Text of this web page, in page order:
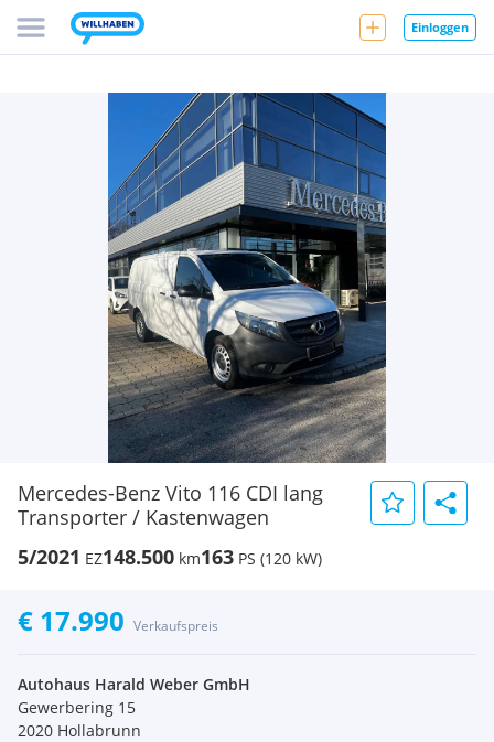
Einloggen
Mercedes-Benz Vito 116 CDI lang
Transporter / Kastenwagen
5/2021 EZ148.500 km163 PS (120 kW)
€ 17.990 Verkaufspreis
Autohaus Harald Weber GmbH
Gewerbering 15
2020 Hollabrunn